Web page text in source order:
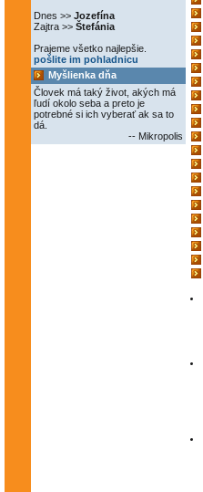
Dnes >> Jozefína
Zajtra >> Štefánia
Prajeme všetko najlepšie.
pošlite im pohladnicu
Myšlienka dňa
Človek má taký život, akých má
ľudí okolo seba a preto je
potrebné si ich vyberať ak sa to
dá.
-- Mikropolis